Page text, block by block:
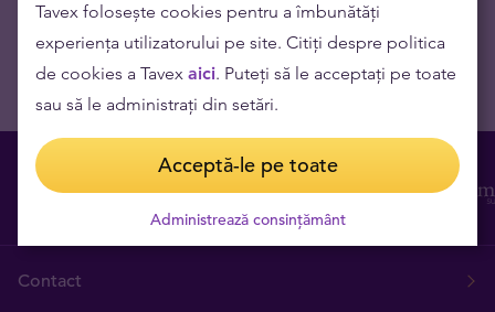
Contact
Tavex folosește cookies pentru a îmbunătăți
experiența utilizatorului pe site. Citiți despre politica
de cookies a Tavex aici. Puteți să le acceptați pe toate
sau să le administrați din setări.
Acceptă-le pe toate
Administrează consințământ